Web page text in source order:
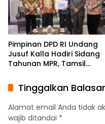
Pimpinan DPD RI Undang
Jusuf Kalla Hadiri Sidang
Tahunan MPR, Tamsil
Membangun Solidaritas
Kepemimpinan Bangsa
Tinggalkan
Alamat email Anda tidak
wajib ditandai *